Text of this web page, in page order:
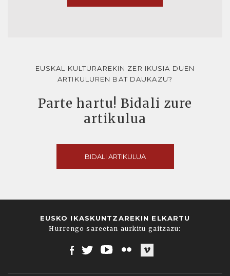
EUSKAL KULTURAREKIN ZER IKUSIA DUEN
ARTIKULUREN BAT DAUKAZU?
Parte hartu! Bidali zure
artikulua
BIDALI ARTIKULUA
EUSKO IKASKUNTZAREKIN ELKARTU
Hurrengo sareetan aurkitu gaitzazu: